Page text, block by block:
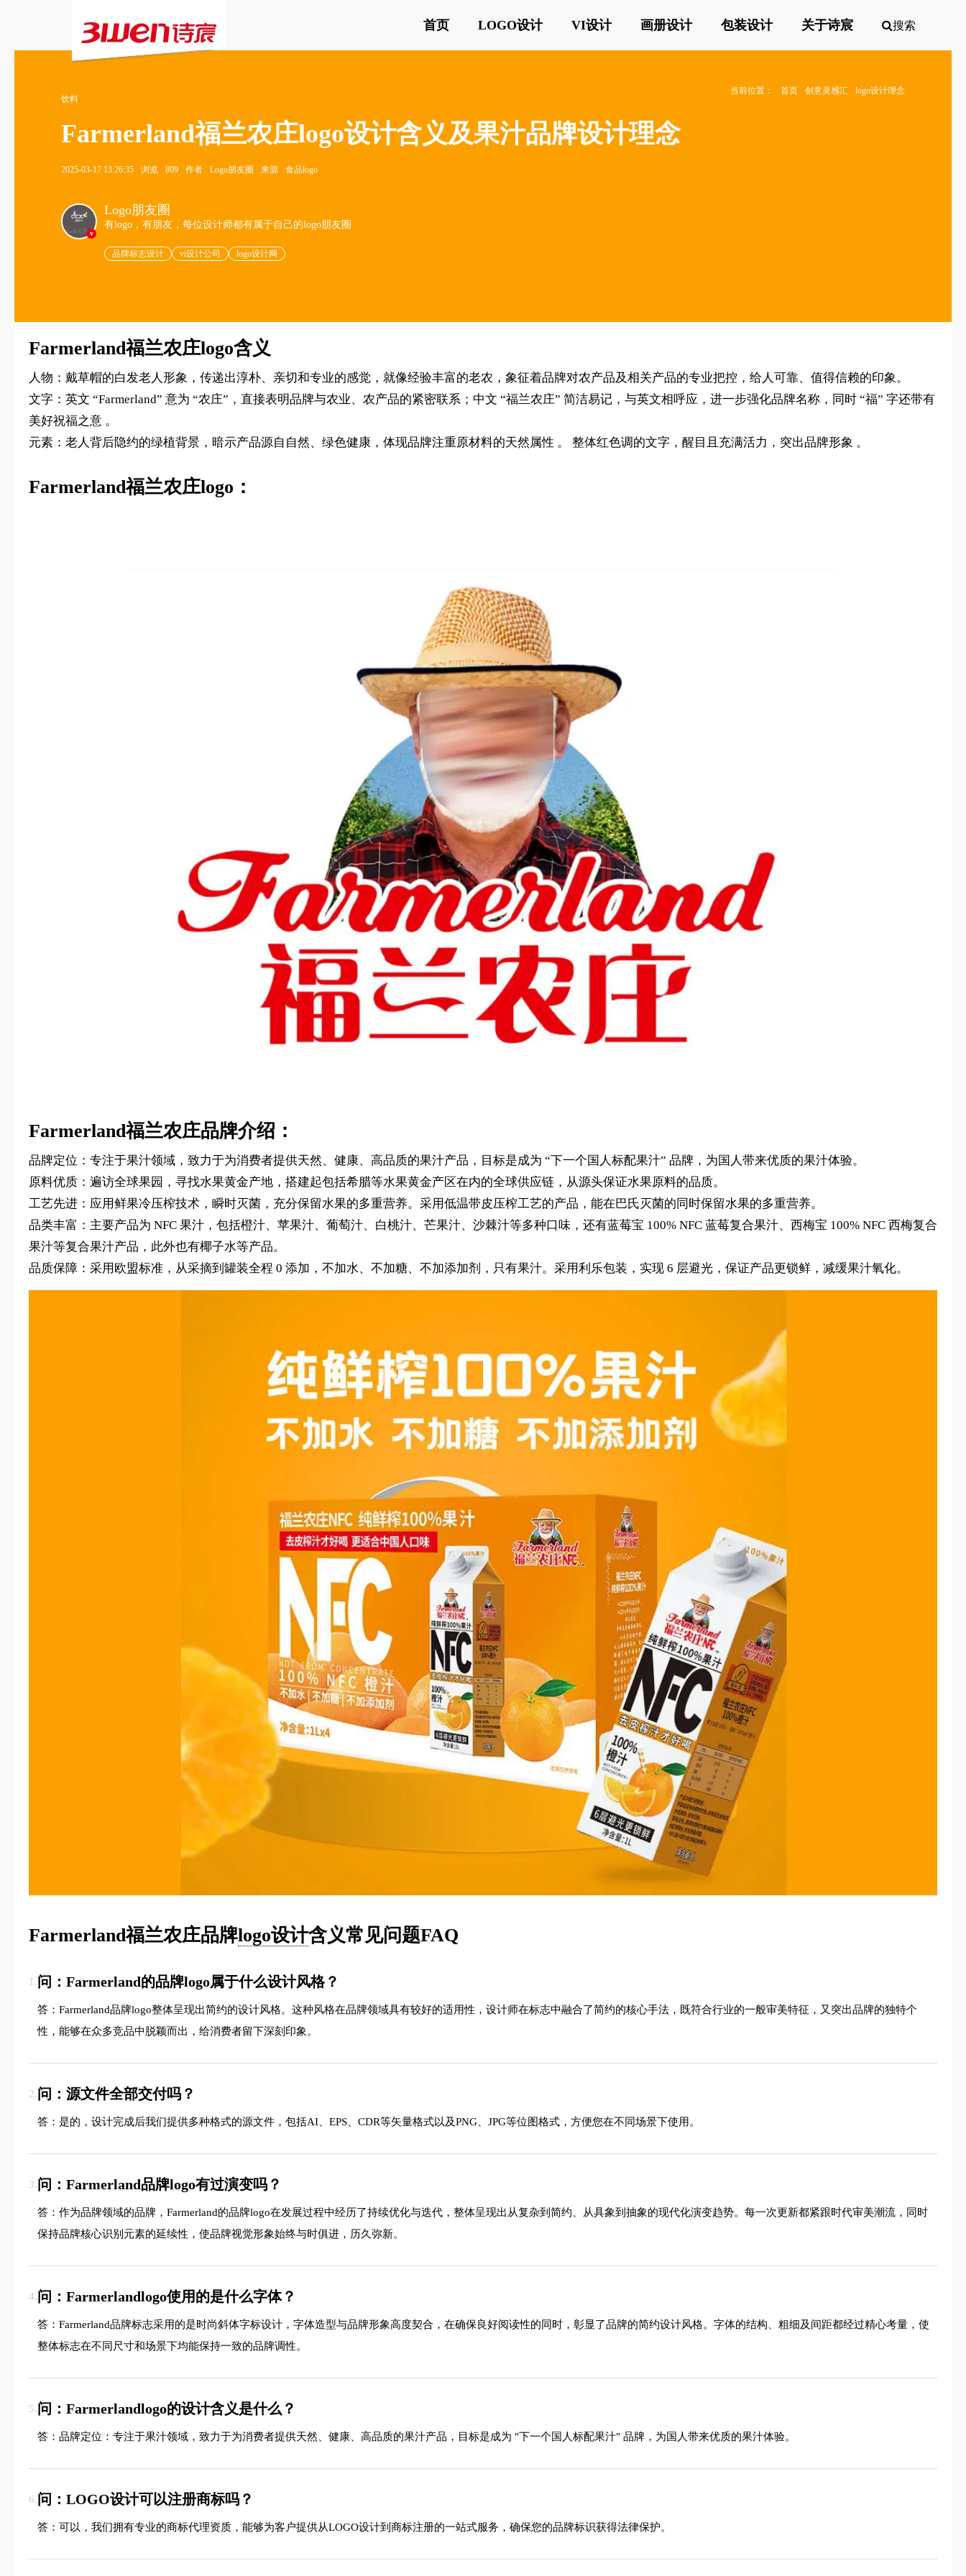
首页 LOGO设计 VI设计 画册设计 包装设计 关于诗宸 搜索
当前位置： 首页 创意灵感汇
logo设计理念
饮料
Farmerland福兰农庄logo设计含义及果汁品牌设计理念
2025-03-17 13:26:35 浏览 809 作者 Logo朋友圈 来源 食品logo
v
Logo朋友圈
有logo，有朋友，每位设计师都有属于自己的logo朋友圈
品牌标志设计 vi设计公司 logo设计网
Farmerland福兰农庄logo含义
人物：戴草帽的白发老人形象，传递出淳朴、亲切和专业的感觉，就像经验丰富的老农，象征着品牌对农产品及相关产品的专业把控，给人可靠、值得信赖的印象。
文字：英文 “Farmerland” 意为 “农庄”，直接表明品牌与农业、农产品的紧密联系；中文 “福兰农庄” 简洁易记，与英文相呼应，进一步强化品牌名称，同时 “福” 字还带有
美好祝福之意 。
元素：老人背后隐约的绿植背景，暗示产品源自自然、绿色健康，体现品牌注重原材料的天然属性 。 整体红色调的文字，醒目且充满活力，突出品牌形象 。
Farmerland福兰农庄logo：
Farmerland福兰农庄品牌介绍：
品牌定位：专注于果汁领域，致力于为消费者提供天然、健康、高品质的果汁产品，目标是成为 “下一个国人标配果汁” 品牌，为国人带来优质的果汁体验。
原料优质：遍访全球果园，寻找水果黄金产地，搭建起包括希腊等水果黄金产区在内的全球供应链，从源头保证水果原料的品质。
工艺先进：应用鲜果冷压榨技术，瞬时灭菌，充分保留水果的多重营养。采用低温带皮压榨工艺的产品，能在巴氏灭菌的同时保留水果的多重营养。
品类丰富：主要产品为 NFC 果汁，包括橙汁、苹果汁、葡萄汁、白桃汁、芒果汁、沙棘汁等多种口味，还有蓝莓宝 100% NFC 蓝莓复合果汁、西梅宝 100% NFC 西梅复合
果汁等复合果汁产品，此外也有椰子水等产品。
品质保障：采用欧盟标准，从采摘到罐装全程 0 添加，不加水、不加糖、不加添加剂，只有果汁。采用利乐包装，实现 6 层避光，保证产品更锁鲜，减缓果汁氧化。
Farmerland福兰农庄品牌logo设计含义常见问题FAQ
1.问：Farmerland的品牌logo属于什么设计风格？
答：Farmerland品牌logo整体呈现出简约的设计风格。这种风格在品牌领域具有较好的适用性，设计师在标志中融合了简约的核心手法，既符合行业的一般审美特征，又突出品牌的独特个
性，能够在众多竞品中脱颖而出，给消费者留下深刻印象。
2.问：源文件全部交付吗？
答：是的，设计完成后我们提供多种格式的源文件，包括AI、EPS、CDR等矢量格式以及PNG、JPG等位图格式，方便您在不同场景下使用。
3.问：Farmerland品牌logo有过演变吗？
答：作为品牌领域的品牌，Farmerland的品牌logo在发展过程中经历了持续优化与迭代，整体呈现出从复杂到简约、从具象到抽象的现代化演变趋势。每一次更新都紧跟时代审美潮流，同时
保持品牌核心识别元素的延续性，使品牌视觉形象始终与时俱进，历久弥新。
4.问：Farmerlandlogo使用的是什么字体？
答：Farmerland品牌标志采用的是时尚斜体字标设计，字体造型与品牌形象高度契合，在确保良好阅读性的同时，彰显了品牌的简约设计风格。字体的结构、粗细及间距都经过精心考量，使
整体标志在不同尺寸和场景下均能保持一致的品牌调性。
5.问：Farmerlandlogo的设计含义是什么？
答：品牌定位：专注于果汁领域，致力于为消费者提供天然、健康、高品质的果汁产品，目标是成为 "下一个国人标配果汁" 品牌，为国人带来优质的果汁体验。
6.问：LOGO设计可以注册商标吗？
答：可以，我们拥有专业的商标代理资质，能够为客户提供从LOGO设计到商标注册的一站式服务，确保您的品牌标识获得法律保护。